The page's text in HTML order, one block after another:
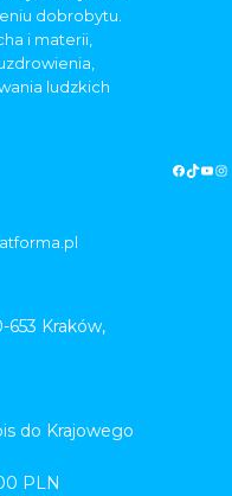
dobrobytu.
i materii,
ludzkich
653 Kraków,
do Krajowego
PLN